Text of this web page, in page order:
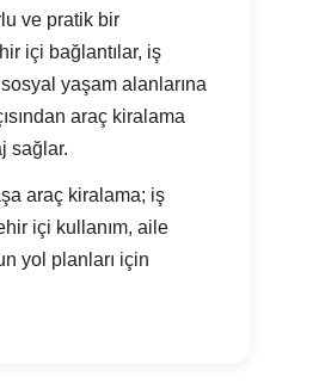
ve pratik bir
içi bağlantılar, iş
yaşam alanlarına
araç kiralama
sağlar.
araç kiralama; iş
içi kullanım, aile
yol planları için